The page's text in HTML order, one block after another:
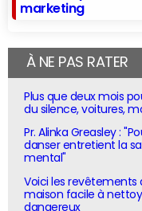
marketing
À NE PAS RATER
Plus que deux mois
du silence, voitures,
Pr. Alinka Greasley :
danser entretient la
mental"
Voici les revêtements
maison facile à
dangereux